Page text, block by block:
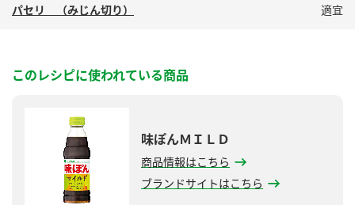
業務用サイト ミツカングループについて 製造所固有記号一覧
パセリ （みじん切り） 適宜
このレシピに使われている商品
味ぽんＭＩＬＤ
商品情報はこちら
ブランドサイトはこちら